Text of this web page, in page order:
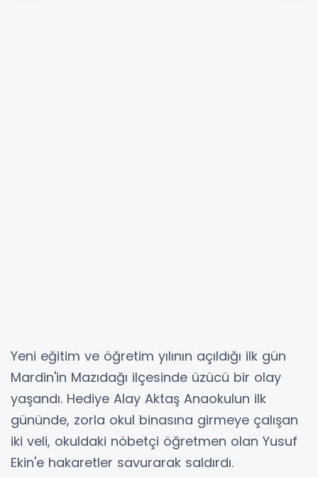
Yeni eğitim ve öğretim yılının açıldığı ilk gün
Mardin'in Mazıdağı ilçesinde üzücü bir olay
yaşandı. Hediye Alay Aktaş Anaokulun ilk
gününde, zorla okul binasına girmeye çalışan
iki veli, okuldaki nöbetçi öğretmen olan Yusuf
Ekin'e hakaretler savurarak saldırdı.